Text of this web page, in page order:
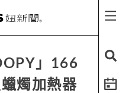
」166
燭加熱器